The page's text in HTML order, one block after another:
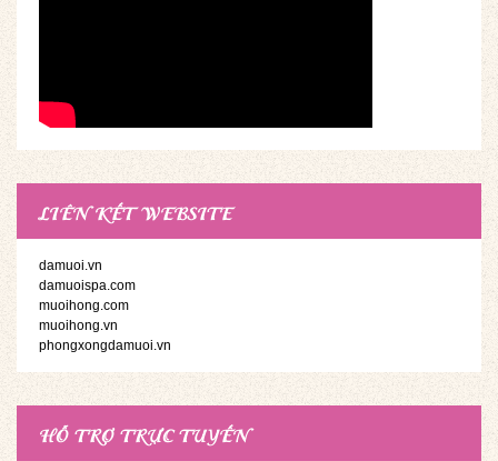
LIÊN KẾT WEBSITE
damuoi.vn
damuoispa.com
muoihong.com
muoihong.vn
phongxongdamuoi.vn
HỖ TRỢ TRỰC TUYẾN